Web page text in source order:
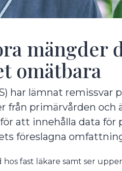
mängder
omätbara
har lämnat remissvar
från primärvården och
att innehålla data för
föreslagna
fast läkare samt ser